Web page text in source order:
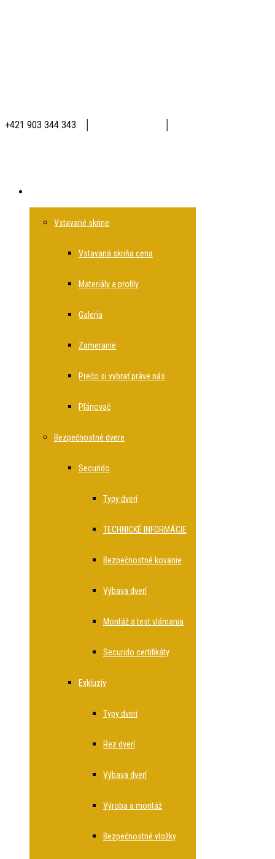
+421 903 344 343
Vstavané skrine
Vstavaná skriňa cena
Materiály a profily
Galeria
Zameranie
Prečo si vybrať práve nás
Plánovač
Bezpečnostné dvere
Securido
Typy dverí
TECHNICKÉ INFORMÁCIE
Bezpečnostné kovanie
Výbava dverí
Montáž a test vlámania
Securido certifikáty
Exkluzív
Typy dverí
Rez dverí
Výbava dverí
Výroba a montáž
Bezpečnostné vložky